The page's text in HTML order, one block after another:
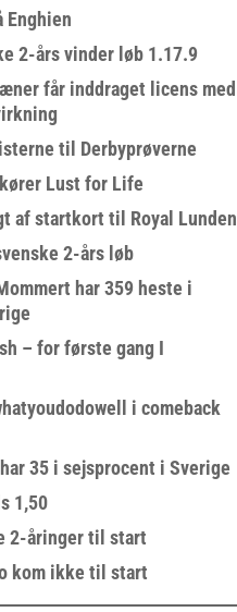
Enghien
2-års vinder løb 1.17.9
får inddraget licens med
til Derbyprøverne
Lust for Life
af startkort til Royal Lunden
2-års løb
har 359 heste i
– for første gang I
i comeback
35 i sejsprocent i Sverige
1,50
2-åringer til start
kom ikke til start